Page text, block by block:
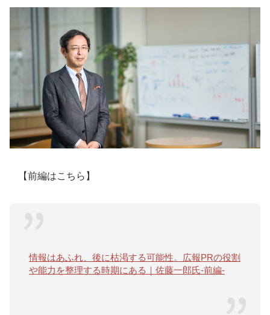
【前編はこちら】
情報はあふれ、後に枯渇する可能性。広報PRの役割
や能力を整理する時期にある｜佐藤一郎氏-前編-